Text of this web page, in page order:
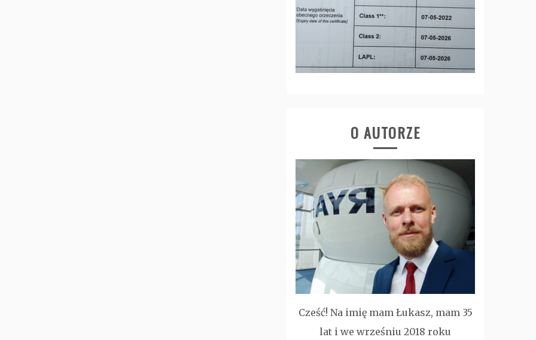
O AUTORZE
Cześć! Na imię mam Łukasz, mam 35
lat i we wrześniu 2018 roku